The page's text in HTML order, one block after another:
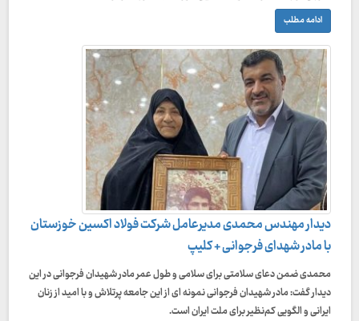
ادامه مطلب
دیدار مهندس محمدی مدیرعامل شرکت فولاد اکسین خوزستان
با مادر شهدای فرجوانی + کلیپ
محمدی ضمن دعای سلامتی برای سلامی و طول عمر مادر شهیدان فرجوانی در این
دیدار گفت: مادر شهیدان فرجوانی نمونه ای از این جامعه پرتلاش و با امید از زنان
ایرانی و الگویی کم‌نظیر برای ملت ایران است.